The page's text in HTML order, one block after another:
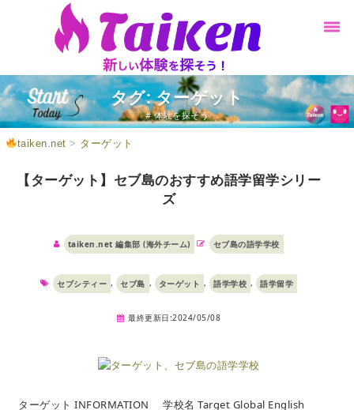
タグ: ターゲット
# 体験を探そう
taiken.net > ターゲット
【ターゲット】セブ島のおすすめ語学留学シリー
ズ
taiken.net 編集部 (海外チーム) セブ島の語学学校
セブシティー , セブ島 , ターゲット , 語学学校 , 語学留学
最終更新日:2024/05/08
ターゲット INFORMATION 学校名 Target Global English